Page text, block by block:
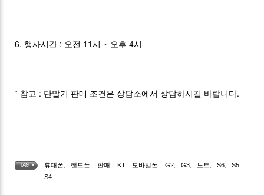
6. 행사시간 : 오전 11시 ~ 오후 4시
* 참고 : 단말기 판매 조건은 상담소에서 상담하시길 바랍니다.
TAG • 휴대폰 핸드폰 판매 KT, 모바일폰 G2 G3 노트 S6 S5
S4